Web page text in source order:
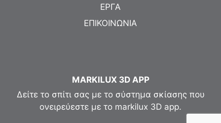
ΕΡΓΑ
ΕΠΙΚΟΙΝΩΝΙΑ
MARKILUX 3D APP
Δείτε το σπίτι σας με το σύστημα σκίασης που
ονειρεύεστε με το markilux 3D app.